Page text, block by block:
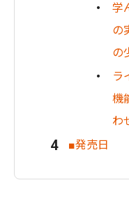
学
の
の
ラ
機
わ
■発売日